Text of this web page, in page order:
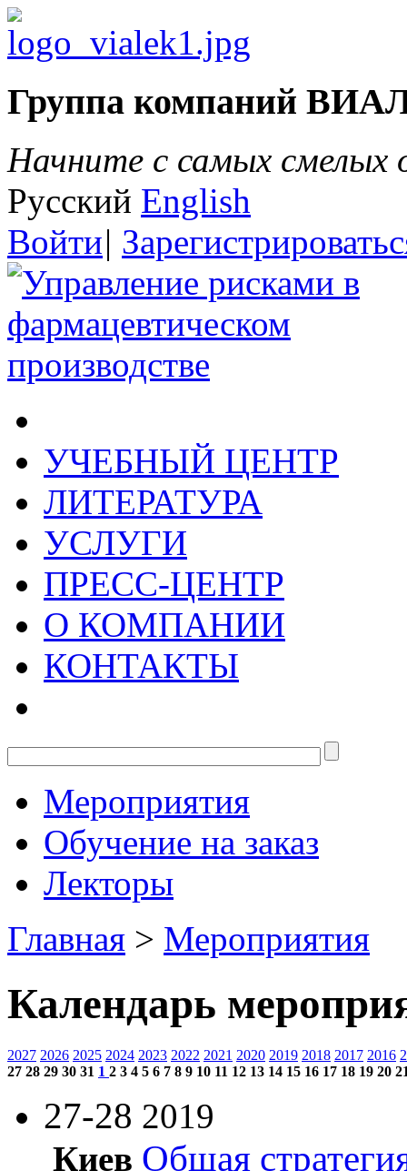
Группа компаний
Начните с самых
Русский English
Войти|
УЧЕБНЫЙ ЦЕНТР
ЛИТЕРАТУРА
УСЛУГИ
ПРЕСС-ЦЕНТР
О КОМПАНИИ
КОНТАКТЫ
Мероприятия
Обучение на заказ
Лекторы
Главная > Мероприятия
Календарь
2027 2026 2025 2024 2023 2022 2021 2020 2019 2018 2017 2016
27 28 29 30 31 1 2 3 4 5 6 7 8 9 10 11 12 13 14 15 16 17 18 19 20
27-28 2019
Киев Общая